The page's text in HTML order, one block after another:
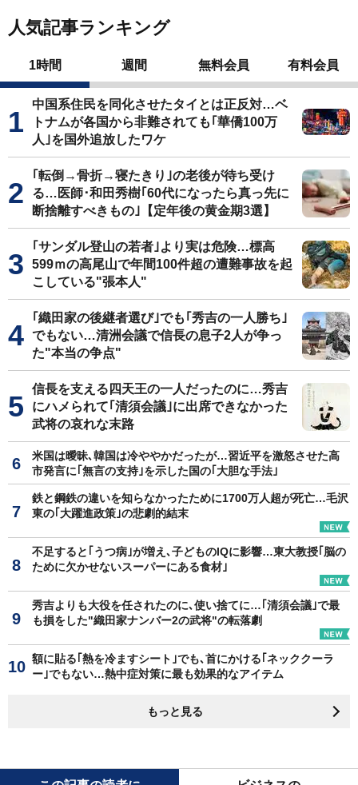
人気記事ランキング
1時間 週間 無料会員 有料会員
中国系住民を同化させたタイとは正反対…ベ
トナムが各国から非難されても｢華僑100万
人｣を国外追放したワケ
｢転倒→骨折→寝たきり｣の老後が待ち受け
る…医師･和田秀樹｢60代になったら真っ先に
断捨離すべきもの｣【定年後の黄金期3選】
｢サンダル登山の若者｣より実は危険…標高
599ｍの高尾山で年間100件超の遭難事故を起
こしている"張本人"
｢織田家の後継者選び｣でも｢秀吉の一人勝ち｣
でもない…清洲会議で信長の息子2人が争っ
た"本当の争点"
信長を支える四天王の一人だったのに…秀吉
にハメられて｢清須会議｣に出席できなかった
武将の哀れな末路
米国は曖昧､韓国は冷ややかだったが…習近平を激怒させた高
市発言に｢無言の支持｣を示した国の｢大胆な手法｣
鉄と鋼鉄の違いを知らなかったために1700万人超が死亡…毛沢
東の｢大躍進政策｣の悲劇的結末
不足すると｢うつ病｣が増え､子どものIQに影響…東大教授｢脳の
ために欠かせないスーパーにある食材｣
秀吉よりも大役を任されたのに､使い捨てに…｢清須会議｣で最
も損をした"織田家ナンバー2の武将"の転落劇
額に貼る｢熱を冷ますシート｣でも､首にかける｢ネッククーラ
ー｣でもない…熱中症対策に最も効果的なアイテム
もっと見る